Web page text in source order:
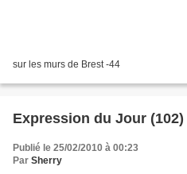
sur les murs de Brest -44
Expression du Jour (102)
Publié le 25/02/2010 à 00:23
Par Sherry